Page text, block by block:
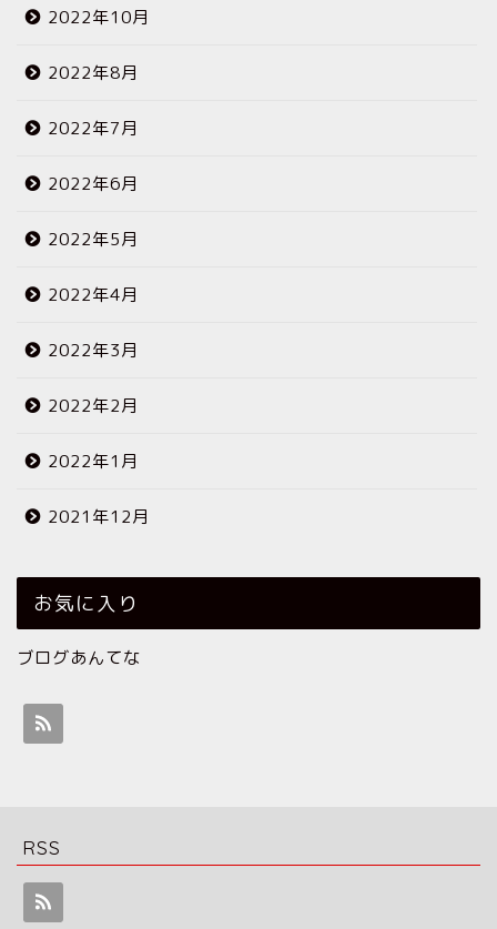
2022年10月
2022年8月
2022年7月
2022年6月
2022年5月
2022年4月
2022年3月
2022年2月
2022年1月
2021年12月
お気に入り
ブログあんてな
RSS